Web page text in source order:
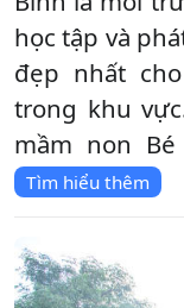
học tập và
đẹp nhất
trong khu
mầm non
Tìm hiểu thêm